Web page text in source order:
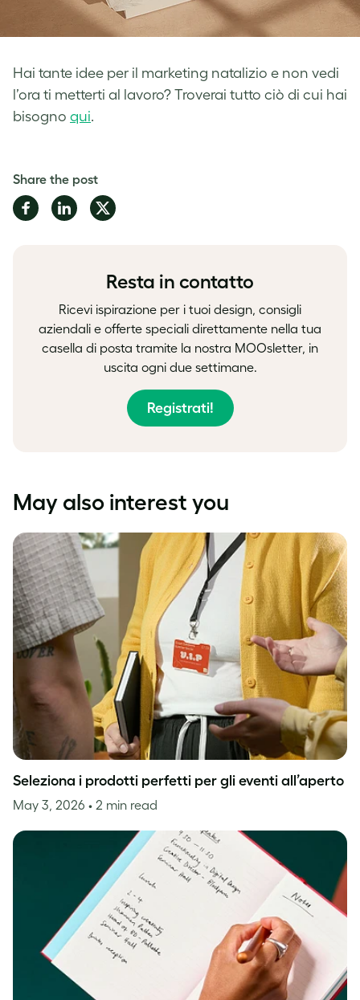
Hai tante idee per il marketing natalizio e non vedi
l’ora ti metterti al lavoro? Troverai tutto ciò di cui hai
bisogno qui.
Share the post
Share
on
Share
on
Share
on
Resta in contatto
Ricevi ispirazione per i tuoi design, consigli
aziendali e offerte speciali direttamente nella tua
casella di posta tramite la nostra MOOsletter, in
uscita ogni due settimane.
Registrati!
May also interest you
Seleziona i prodotti perfetti per gli eventi all’aperto
May 3, 2026 • 2 min read